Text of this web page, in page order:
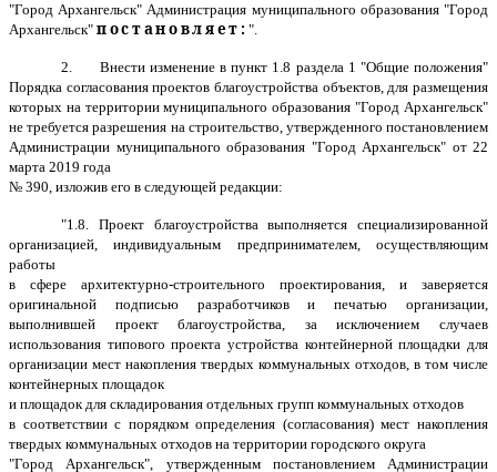
"Город Архангельск" Администрация муниципального образования "Город
Архангельск" постановляет: ".
2. Внести изменение в пункт 1.8 раздела 1 "Общие положения"
Порядка согласования проектов благоустройства объектов, для размещения
которых на территории муниципального образования "Город Архангельск"
не требуется разрешения на строительство, утвержденного постановлением
Администрации муниципального образования "Город Архангельск" от 22
марта 2019 года
№ 390, изложив его в следующей редакции:
"1.8. Проект благоустройства выполняется специализированной
организацией, индивидуальным предпринимателем, осуществляющим
работы
в сфере архитектурно-строительного проектирования, и заверяется
оригинальной подписью разработчиков и печатью организации,
выполнившей проект благоустройства, за исключением случаев
использования типового проекта устройства контейнерной площадки для
организации мест накопления твердых коммунальных отходов, в том числе
контейнерных площадок
и площадок для складирования отдельных групп коммунальных отходов
в соответствии с порядком определения (согласования) мест накопления
твердых коммунальных отходов на территории городского округа
"Город Архангельск", утвержденным постановлением Администрации